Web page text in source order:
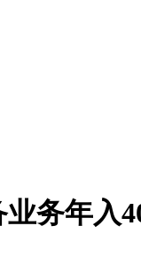
务年入